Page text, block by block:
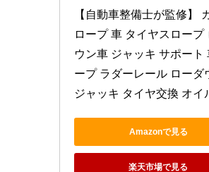
【自動車整備士が監修】
ロープ 車 タイヤスロープ
ウン車 ジャッキ サポート
ープ ラダーレール ローダ
ジャッキ タイヤ交換 オイ
Amazonで見る
楽天市場で見る